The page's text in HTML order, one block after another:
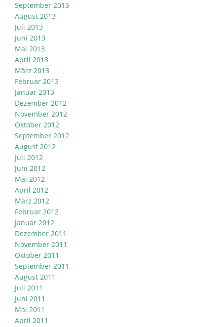
September 2013
August 2013
Juli 2013
Juni 2013
Mai 2013
April 2013
März 2013
Februar 2013
Januar 2013
Dezember 2012
November 2012
Oktober 2012
September 2012
August 2012
Juli 2012
Juni 2012
Mai 2012
April 2012
März 2012
Februar 2012
Januar 2012
Dezember 2011
November 2011
Oktober 2011
September 2011
August 2011
Juli 2011
Juni 2011
Mai 2011
April 2011